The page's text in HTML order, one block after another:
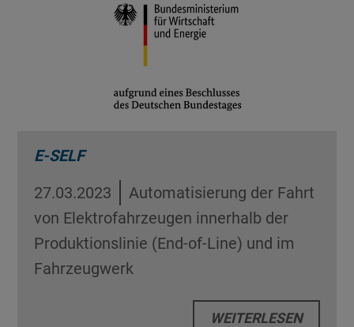
E-SELF
27.03.2023
Automatisierung der Fahrt
von Elektrofahrzeugen innerhalb der
Produktionslinie (End-of-Line) und im
Fahrzeugwerk
WEITERLESEN